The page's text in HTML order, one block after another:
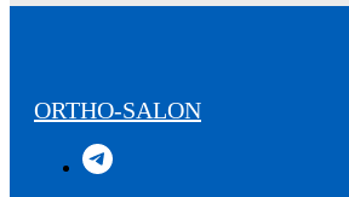
ORTHO-SALON